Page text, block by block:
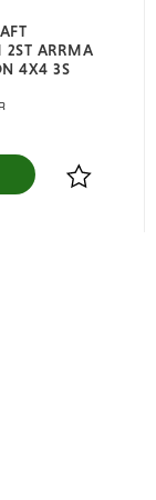
ARRMA
4X4 3S
Lägg till i